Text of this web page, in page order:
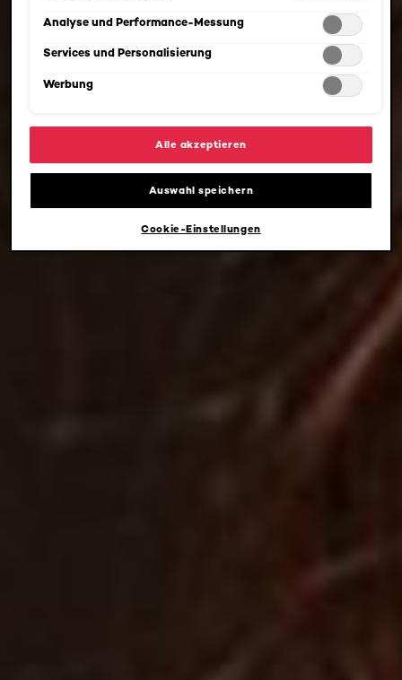
angepasst werden. Für weitere Informationen s. unsere
Analyse und Performance-Messung
Services und Personalisierung
Werbung
Alle akzeptieren
Auswahl speichern
Cookie-Einstellungen